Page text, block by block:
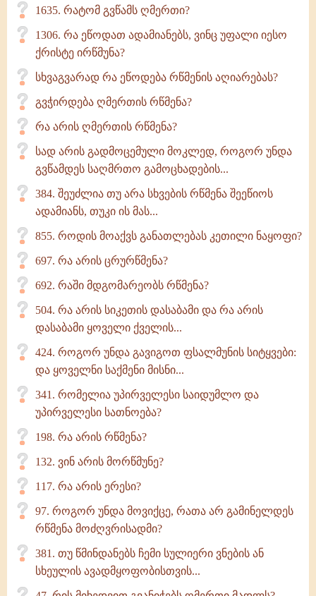
1635. რატომ გვწამს ღმერთი?
1306. რა ეწოდათ ადამიანებს, ვინც უფალი იესო
ქრისტე ირწმუნა?
სხვაგვარად რა ეწოდება რწმენის აღიარებას?
გვჭირდება ღმერთის რწმენა?
რა არის ღმერთის რწმენა?
სად არის გადმოცემული მოკლედ, როგორ უნდა
გვწამდეს საღმრთო გამოცხადების...
384. შეუძლია თუ არა სხვების რწმენა შეეწიოს
ადამიანს, თუკი ის მას...
855. როდის მოაქვს განათლებას კეთილი ნაყოფი?
697. რა არის ცრურწმენა?
692. რაში მდგომარეობს რწმენა?
504. რა არის სიკეთის დასაბამი და რა არის
დასაბამი ყოველი ქველის...
424. როგორ უნდა გავიგოთ ფსალმუნის სიტყვები:
და ყოველნი საქმენი მისნი...
341. რომელია უპირველესი საიდუმლო და
უპირველესი სათნოება?
198. რა არის რწმენა?
132. ვინ არის მორწმუნე?
117. რა არის ერესი?
97. როგორ უნდა მოვიქცე, რათა არ გამინელდეს
რწმენა მოძღვრისადმი?
381. თუ წმინდანებს ჩემი სულიერი ვნების ან
სხეულის ავადმყოფობისთვის...